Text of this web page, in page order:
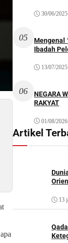
30/06/2025
05
Mengenal
Ibadah
13/07/2025
06
NEGARA
RAKYAT
01/08/2026
Artikel
13